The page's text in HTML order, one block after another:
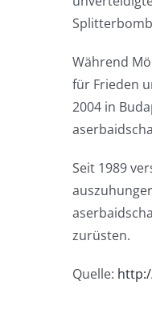
Während
für Frieden
2004 in
Seit 1989
zurüsten.
Quelle: